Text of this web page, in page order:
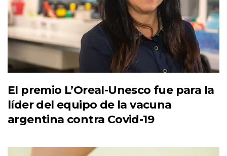
El premio L’Oreal-Unesco fue para la
líder del equipo de la vacuna
argentina contra Covid-19